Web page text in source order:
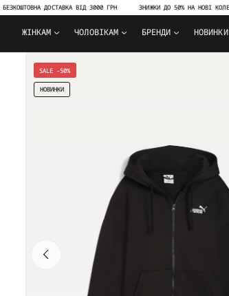
ДОСТАВКА ВІД 3000 ГРН ЗНИЖКИ ДО 50% НА НОВІ КОЛЕКЦІЇ
ЖІНКАМ ЧОЛОВІКАМ БРЕНДИ НОВИНКИ
SALE -50%
НОВИНКИ